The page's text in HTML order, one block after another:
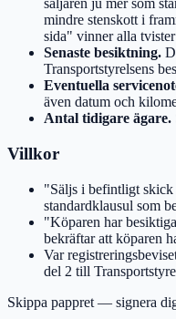
säljaren ju mer som
mindre stenskott i
sida" vinner alla
Senaste besiktning.
Transportstyrelsens
Eventuella
även datum och
Antal tidigare ägare.
Villkor
"Säljs i befintligt
standardklausul som
"Köparen har
bekräftar att köparen
Var
del 2 till
Skippa pappret — signera